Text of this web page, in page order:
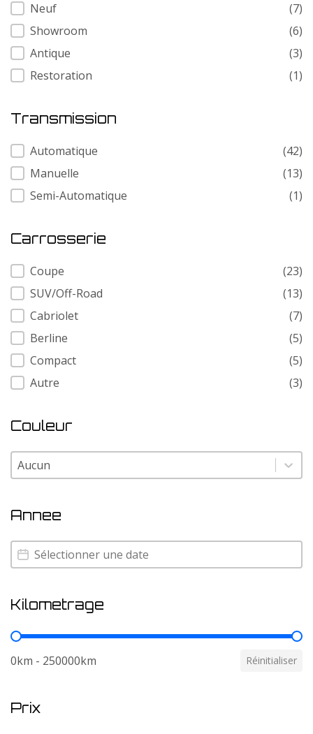
Neuf
(7)
Showroom
(6)
Antique
(3)
Restoration
(1)
Transmission
Transmission
Automatique
(42)
Manuelle
(13)
Semi-Automatique
(1)
Carrosserie
Carrosserie
Coupe
(23)
SUV/Off-Road
(13)
Cabriolet
(7)
Berline
(5)
Compact
(5)
Autre
(3)
Couleur
Couleur
Couleur
Annee
Annee
Annee
Kilometrage
Kilometrage
0km - 250000km Réinitialiser
Prix